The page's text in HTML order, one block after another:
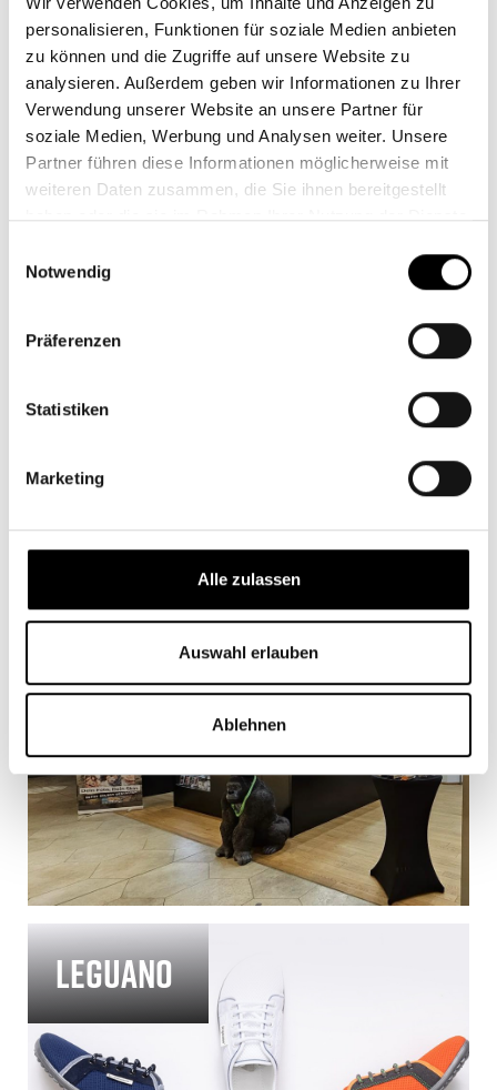
personalisieren, Funktionen für soziale Medien anbieten
zu können und die Zugriffe auf unsere Website zu
analysieren. Außerdem geben wir Informationen zu Ihrer
Verwendung unserer Website an unsere Partner für
soziale Medien, Werbung und Analysen weiter. Unsere
Partner führen diese Informationen möglicherweise mit
weiteren Daten zusammen, die Sie ihnen bereitgestellt
haben oder die sie im Rahmen Ihrer Nutzung der Dienste
Notwendig
Präferenzen
Statistiken
Marketing
Alle zulassen
Auswahl erlauben
Ablehnen
Shops im Gerber
Eyes + more
Leguano